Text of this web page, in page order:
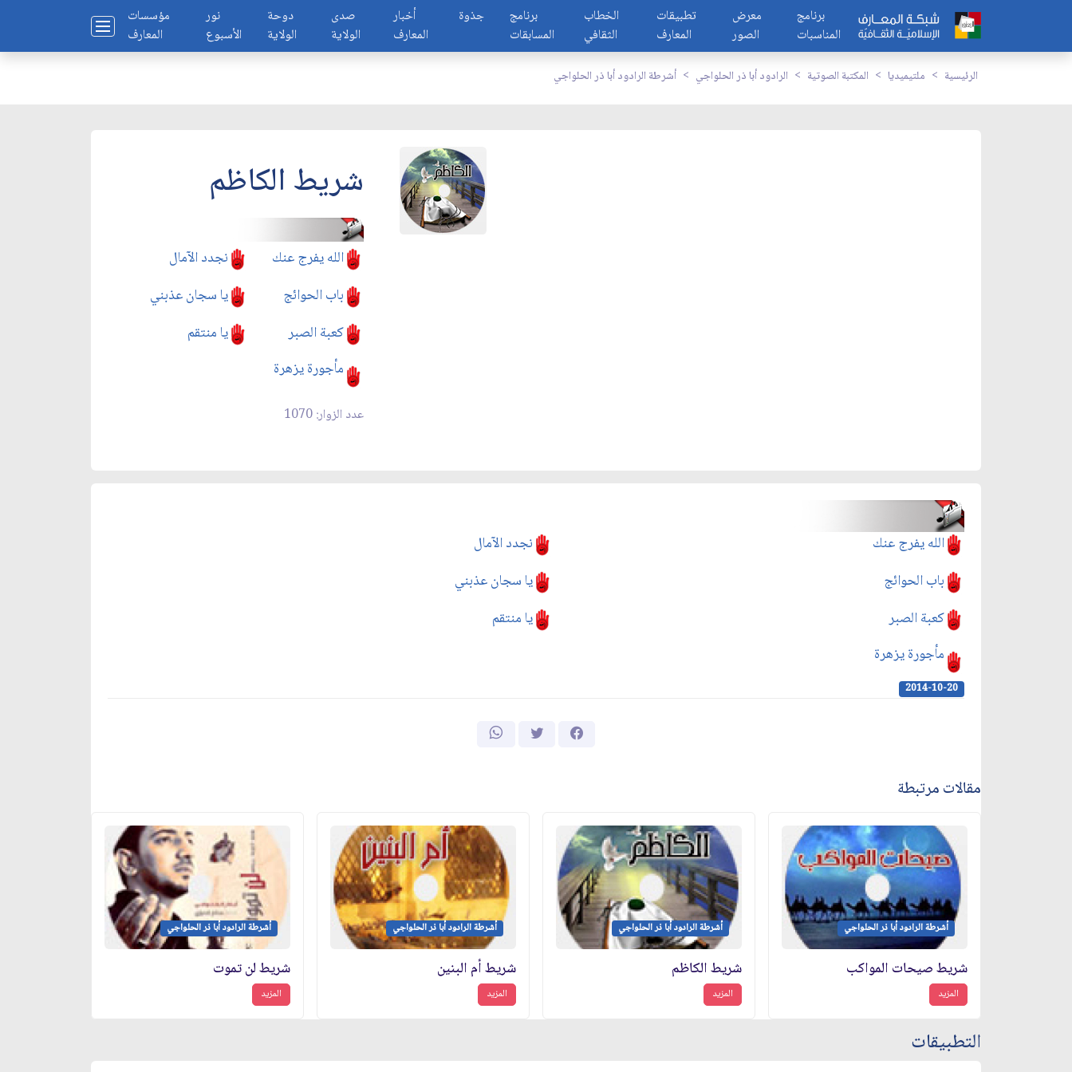
مؤسسات
المعارف
نور
الأسبوع
دوحة
الولاية
صدى
الولاية
أخبار
المعارف
جذوة
برنامج
المسابقات
الخطاب
الثقافي
تطبيقات
المعارف
معرض
الصور
برنامج
المناسبات
الرئيسية ملتيميديا المكتبة الصوتية الرادود أبا ذر الحلواجي أشرطة الرادود أبا ذر الحلواجي
شريط الكاظم
نجدد الآمال
الله يفرج عنك
يا سجان عذبني
باب الحوائج
يا منتقم
كعبة الصبر
مأجورة يزهرة
عدد الزوار: 1070
نجدد الآمال
الله يفرج عنك
يا سجان عذبني
باب الحوائج
يا منتقم
كعبة الصبر
مأجورة يزهرة
2014-10-20
مقالات مرتبطة
أشرطة الرادود أبا ذر الحلواجي
شريط صيحات المواكب
المزيد
أشرطة الرادود أبا ذر الحلواجي
شريط الكاظم
المزيد
أشرطة الرادود أبا ذر الحلواجي
شريط أم البنين
المزيد
أشرطة الرادود أبا ذر الحلواجي
شريط لن تموت
المزيد
التطبيقات